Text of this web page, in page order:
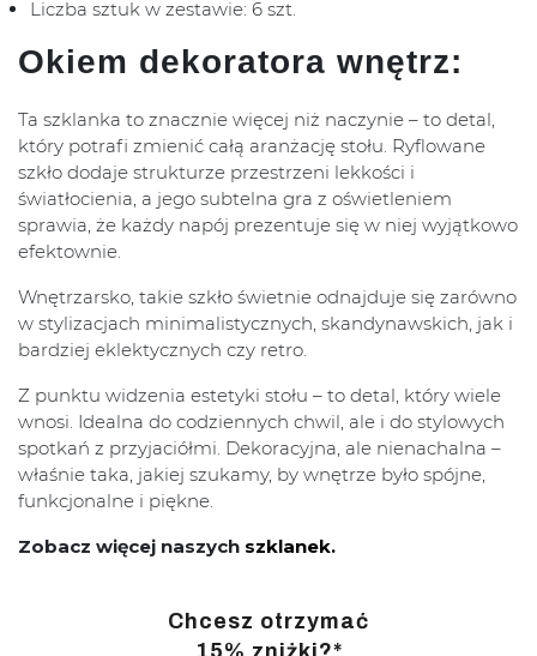
Liczba sztuk w zestawie: 6 szt.
Okiem dekoratora wnętrz:
Ta szklanka to znacznie więcej niż naczynie – to detal,
który potrafi zmienić całą aranżację stołu. Ryflowane
szkło dodaje strukturze przestrzeni lekkości i
światłocienia, a jego subtelna gra z oświetleniem
sprawia, że każdy napój prezentuje się w niej wyjątkowo
efektownie.
Wnętrzarsko, takie szkło świetnie odnajduje się zarówno
w stylizacjach minimalistycznych, skandynawskich, jak i
bardziej eklektycznych czy retro.
Z punktu widzenia estetyki stołu – to detal, który wiele
wnosi. Idealna do codziennych chwil, ale i do stylowych
spotkań z przyjaciółmi. Dekoracyjna, ale nienachalna –
właśnie taka, jakiej szukamy, by wnętrze było spójne,
funkcjonalne i piękne.
Zobacz więcej naszych szklanek.
Chcesz otrzymać
15% zniżki?*